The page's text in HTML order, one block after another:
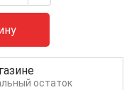
остаток